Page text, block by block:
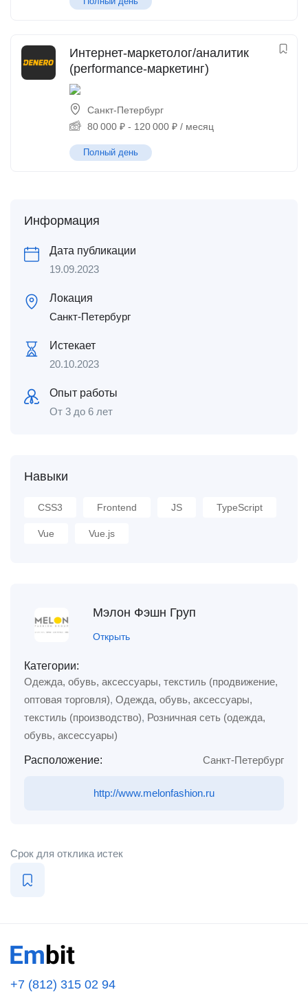
Интернет-маркетолог/аналитик
(performance-маркетинг)
Санкт-Петербург
80 000 ₽ - 120 000 ₽ / месяц
Полный день
Информация
Дата публикации
19.09.2023
Локация
Санкт-Петербург
Истекает
20.10.2023
Опыт работы
От 3 до 6 лет
Навыки
CSS3 Frontend JS TypeScript
Vue Vue.js
Мэлон Фэшн Груп
Открыть
Категории:
Одежда, обувь, аксессуары, текстиль (продвижение,
оптовая торговля), Одежда, обувь, аксессуары,
текстиль (производство), Розничная сеть (одежда,
обувь, аксессуары)
Расположение: Санкт-Петербург
http://www.melonfashion.ru
Срок для отклика истек
+7 (812) 315 02 94